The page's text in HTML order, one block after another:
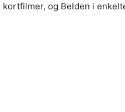
og Belden i